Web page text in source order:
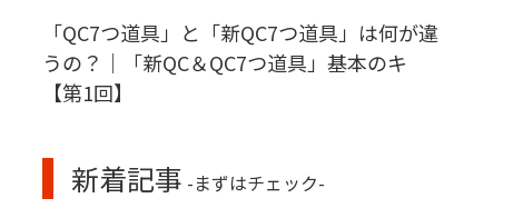
「QC7つ道具」と「新QC7つ道具」は何が違
うの？｜「新QC＆QC7つ道具」基本のキ
【第1回】
新着記事 -まずはチェック-